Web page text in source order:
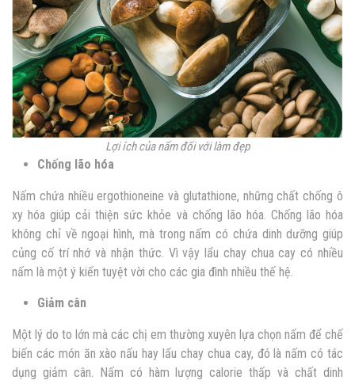
Lợi ích của nấm đối với làm đẹp
Chống lão hóa
Nấm chứa nhiều ergothioneine và glutathione, những chất chống ô
xy hóa giúp cải thiện sức khỏe và chống lão hóa. Chống lão hóa
không chỉ về ngoại hình, mà trong nấm có chứa dinh dưỡng giúp
củng cố trí nhớ và nhận thức. Vì vậy lẩu chay chua cay có nhiều
nấm là một ý kiến tuyệt vời cho các gia đình nhiều thế hệ.
Giảm cân
Một lý do to lớn mà các chị em thường xuyên lựa chọn nấm để chế
biến các món ăn xào nấu hay lẩu chay chua cay, đó là nấm có tác
dụng giảm cân. Nấm có hàm lượng calorie thấp và chất dinh